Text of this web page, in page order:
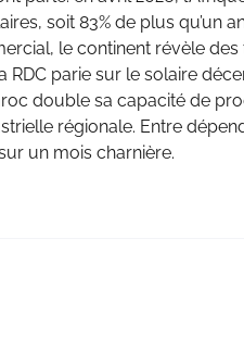
soit 83% de plus qu’un
le continent révèle des
RDC parie sur le solaire
double sa capacité de
régionale. Entre
un mois charnière.